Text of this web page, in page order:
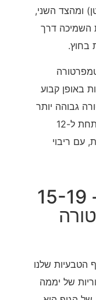
ומהצד השני,
השמיכה דרך
בחוץ.
באופן קבוע
גבוהה יותר
(מעל 23 מעלות) או נמוכה יותר (מתחת ל-12
עם ריבוי
מה הסיבה לכך ש- 15-19
הטבעיות שלנו
של יממה